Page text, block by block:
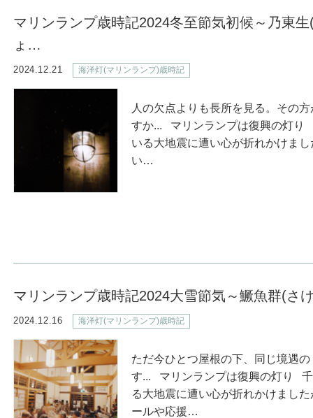
マリンランプ歳時記2024冬至節気初候～乃東
ょ…
2024.12.21 海洋灯(マリンランプ)歳時記
人の欠点よりも長所を見る。その
すか... マリンランプは復興の灯
いる大地震に遭い心が折れかけ
い…
マリンランプ歳時記2024大雪節気～鱖魚群(さ
2024.12.16 海洋灯(マリンランプ)歳時記
ただ今ひとつ屋根の下、同じ境遇
す... マリンランプは復興の灯り
る大地震に遭い心が折れかけま
ールや応援…